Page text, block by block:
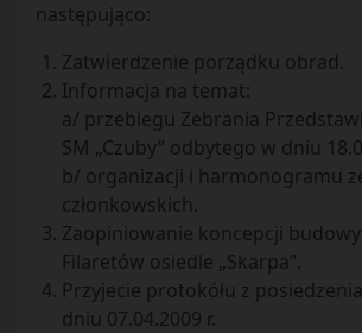
następująco:
Zatwierdzenie porządku obrad.
Informacja na temat:
a/ przebiegu Zebrania
SM „Czuby” odbytego w dniu
b/ organizacji i harmonogramu
członkowskich.
Zaopiniowanie koncepcji
Filaretów osiedle „Skarpa”.
Przyjecie protokółu z
dniu 07.04.2009 r.